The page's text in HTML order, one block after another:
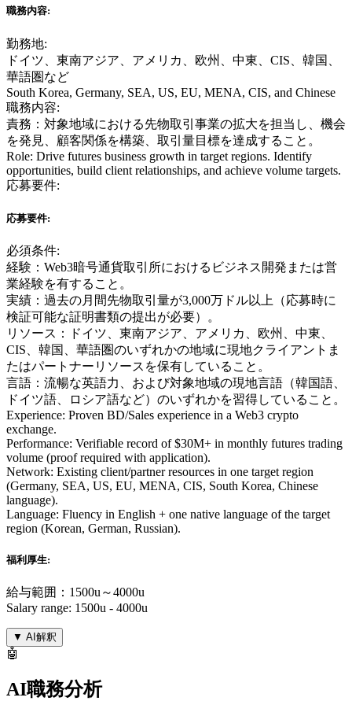
職務内容:
勤務地:
ドイツ、東南アジア、アメリカ、欧州、中東、CIS、韓国、
華語圏など
South Korea, Germany, SEA, US, EU, MENA, CIS, and Chinese
職務内容:
責務：対象地域における先物取引事業の拡大を担当し、機会
を発見、顧客関係を構築、取引量目標を達成すること。
Role: Drive futures business growth in target regions. Identify
opportunities, build client relationships, and achieve volume targets.
応募要件:
応募要件:
必須条件:
経験：Web3暗号通貨取引所におけるビジネス開発または営
業経験を有すること。
実績：過去の月間先物取引量が3,000万ドル以上（応募時に
検証可能な証明書類の提出が必要）。
リソース：ドイツ、東南アジア、アメリカ、欧州、中東、
CIS、韓国、華語圏のいずれかの地域に現地クライアントま
たはパートナーリソースを保有していること。
言語：流暢な英語力、および対象地域の現地言語（韓国語、
ドイツ語、ロシア語など）のいずれかを習得していること。
Experience: Proven BD/Sales experience in a Web3 crypto
exchange.
Performance: Verifiable record of $30M+ in monthly futures trading
volume (proof required with application).
Network: Existing client/partner resources in one target region
(Germany, SEA, US, EU, MENA, CIS, South Korea, Chinese
language).
Language: Fluency in English + one native language of the target
region (Korean, German, Russian).
福利厚生:
給与範囲：1500u～4000u
Salary range: 1500u - 4000u
▼ AI解釈
🤖
AI職務分析